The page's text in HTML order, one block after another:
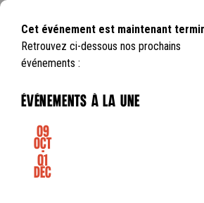
Cet événement est maintenant
Retrouvez ci-dessous nos prochains
événements :
événements à la une
09
Oct
-
01
Déc
CONFÉRENCE
DES PRIMITIFS À